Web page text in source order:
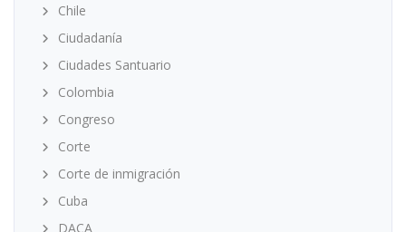
Chile
Ciudadanía
Ciudades Santuario
Colombia
Congreso
Corte
Corte de inmigración
Cuba
DACA